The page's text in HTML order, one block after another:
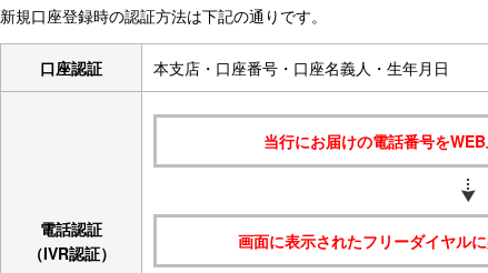
新規口座登録時の認証方法は下記の通りです。
口座認証 本支店・口座番号・口座名義人・生年月日
電話認証
（IVR認証）
当行にお届けの電話番号を
画面に表示されたフリーダイヤ